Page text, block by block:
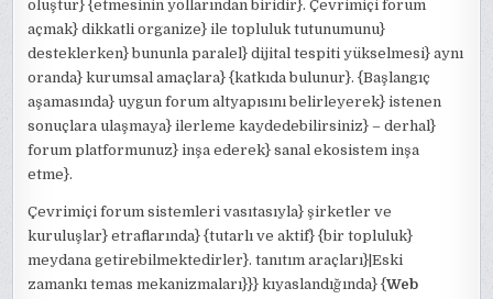
oluştur} {etmesinin yollarından biridir}. Çevrimiçi forum
açmak} dikkatli organize} ile topluluk tutunumunu}
desteklerken} bununla paralel} dijital tespiti yükselmesi} aynı
oranda} kurumsal amaçlara} {katkıda bulunur}. {Başlangıç
aşamasında} uygun forum altyapısını belirleyerek} istenen
sonuçlara ulaşmaya} ilerleme kaydedebilirsiniz} – derhal}
forum platformunuz} inşa ederek} sanal ekosistem inşa
etme}.
Çevrimiçi forum sistemleri vasıtasıyla} şirketler ve
kuruluşlar} etraflarında} {tutarlı ve aktif} {bir topluluk}
meydana getirebilmektedirler}. tanıtım araçları}|Eski
zamankı temas mekanizmaları}}} kıyaslandığında} {Web